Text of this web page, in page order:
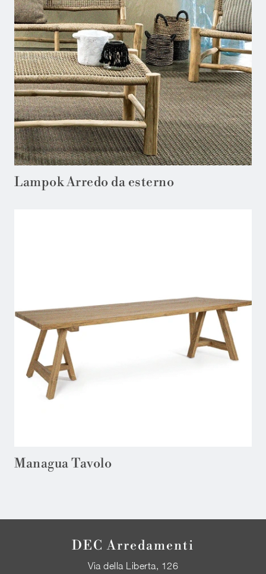
Lampok Arredo da esterno
Managua Tavolo
DEC Arredamenti
Via della Liberta, 126